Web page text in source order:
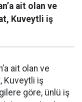
ait olan ve
Kuveytli iş
ait olan ve
Kuveytli iş
göre, ünlü iş